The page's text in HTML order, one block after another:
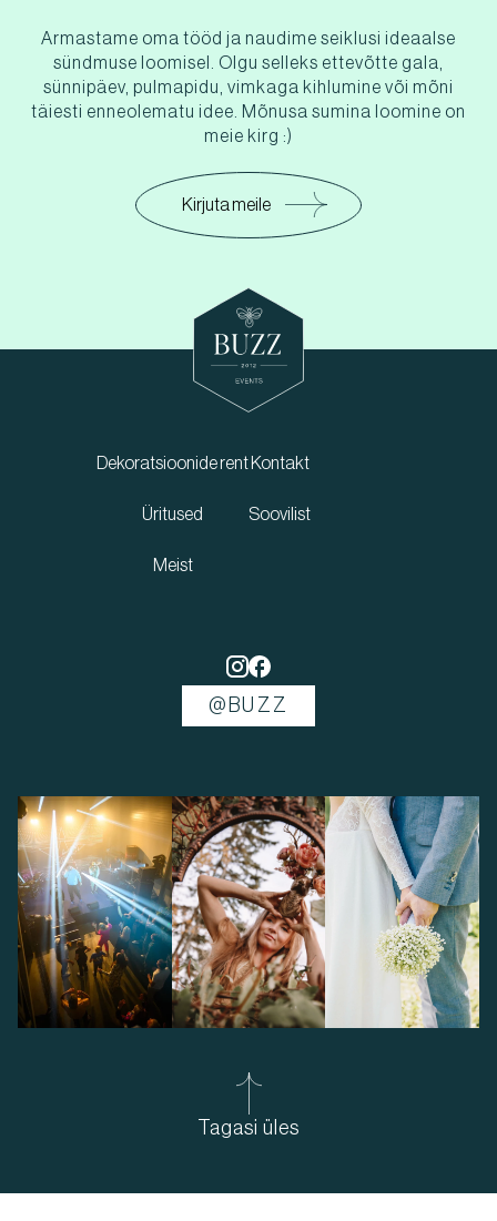
Armastame oma tööd ja naudime seiklusi ideaalse
sündmuse loomisel. Olgu selleks ettevõtte gala,
sünnipäev, pulmapidu, vimkaga kihlumine või mõni
täiesti enneolematu idee. Mõnusa sumina loomine on
meie kirg :)
Kirjuta meile
@BUZZ
Dekoratsioonide rent
Üritused
Meist
Kontakt
Soovilist
Tagasi üles